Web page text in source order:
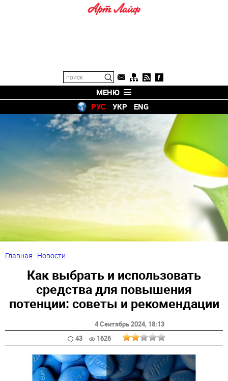
МЕНЮ
РУС
УКР ENG
Главная : Новости
Как выбрать и использовать
средства для повышения
потенции: советы и рекомендации
4 Сентябрь 2024, 18:13
43
1626